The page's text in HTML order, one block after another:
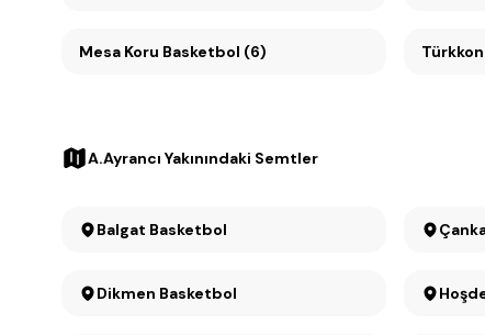
Mesa Koru Basketbol (6)
A.Ayrancı Yakınındaki Semtler
Balgat Basketbol
Dikmen Basketbol